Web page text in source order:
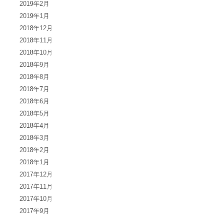
2019年2月
2019年1月
2018年12月
2018年11月
2018年10月
2018年9月
2018年8月
2018年7月
2018年6月
2018年5月
2018年4月
2018年3月
2018年2月
2018年1月
2017年12月
2017年11月
2017年10月
2017年9月